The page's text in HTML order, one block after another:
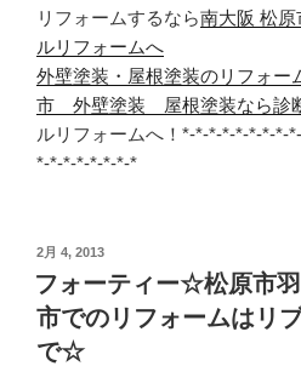
リフォームするなら南大阪 松原
ルリフォームへ
外壁塗装・屋根塗装のリフォ
市 外壁塗装 屋根塗装なら診
ルリフォームへ！*-*-*-*-*-*-*-*-
*-*-*-*-*-*-*-*
投
稿
日:
2月 4, 2013
フォーティー☆松原市
市でのリフォームはリ
で☆